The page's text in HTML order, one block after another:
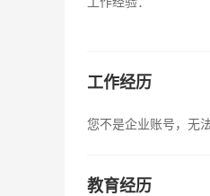
工作经历
您不是企业账号，无
教育经历